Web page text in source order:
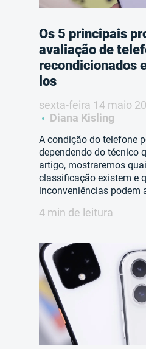
Os 5 principais
avaliação de
recondicionados
los
sexta-feira 14 maio
Diana Kisling
A condição do telefone
dependendo do técnico
artigo, mostraremos
classificação existem e
inconveniências podem
4 min de leitura